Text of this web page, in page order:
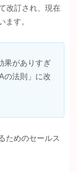
改訂され、現在
ます。
果がありすぎ
の法則」に改
ためのセールス